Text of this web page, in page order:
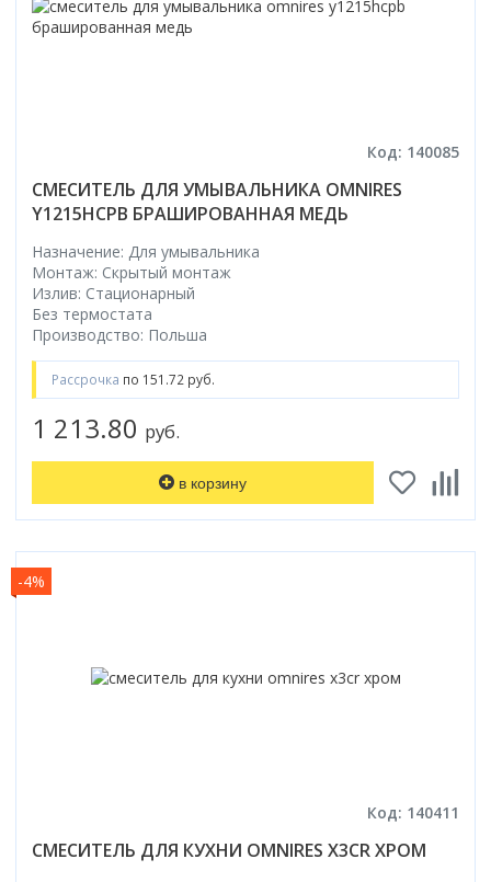
Код: 140085
СМЕСИТЕЛЬ ДЛЯ УМЫВАЛЬНИКА OMNIRES
Y1215HCPB БРАШИРОВАННАЯ МЕДЬ
Назначение: Для умывальника
Монтаж: Скрытый монтаж
Излив: Стационарный
Без термостата
Производство: Польша
Рассрочка по 151.72 руб.
1 213.80 руб.
в корзину
-4%
Код: 140411
СМЕСИТЕЛЬ ДЛЯ КУХНИ OMNIRES X3CR ХРОМ